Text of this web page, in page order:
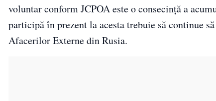
voluntar conform JCPOA este o consecinţă a
participă în prezent la acesta trebuie să continue
Afacerilor Externe din Rusia.